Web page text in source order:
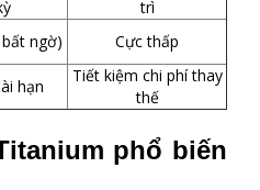
trì
ngờ)
Cực thấp
hạn
Tiết kiệm chi phí thay
thế
phổ biến